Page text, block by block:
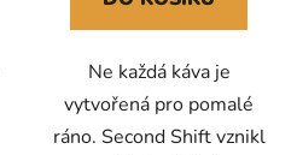
Ne každá káva je
vytvořená pro pomalé
ráno. Second Shift vznikl